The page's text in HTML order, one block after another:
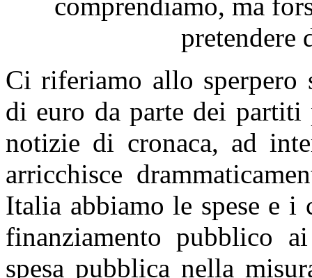
comprendiamo, ma
pretendere
Ci riferiamo allo sperpero
di euro da parte dei partiti
notizie di cronaca, ad
arricchisce
Italia abbiamo le spese e
finanziamento pubblico
spesa pubblica nella